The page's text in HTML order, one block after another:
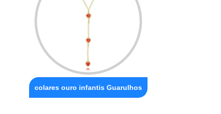
colares ouro infantis Guarulhos